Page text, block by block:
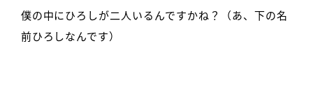
僕の中にひろしが二人いるんですかね？（あ、下の名
前ひろしなんです）